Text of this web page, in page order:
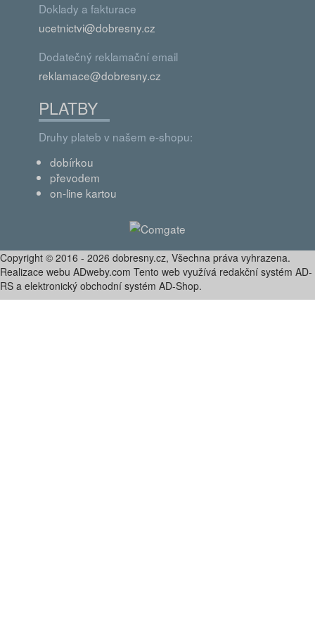
Doklady a fakturace
ucetnictvi@dobresny.cz
Dodatečný reklamační email
reklamace@dobresny.cz
PLATBY
Druhy plateb v našem e-shopu:
dobírkou
převodem
on-line kartou
Copyright © 2016 - 2026 dobresny.cz, Všechna práva vyhrazena.
Realizace webu ADweby.com Tento web využívá redakční systém AD-
RS a elektronický obchodní systém AD-Shop.